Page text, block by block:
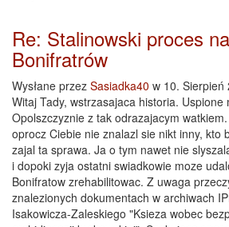
Re: Stalinowski proces
Bonifratrów
Wysłane przez Sasiadka40 w 10. Sierpień
Witaj Tady, wstrzasajaca historia. Uspione
Opolszczyznie z tak odrazajacym
oprocz Ciebie nie znalazl sie nikt inny, kto
zajal ta sprawa. Ja o tym nawet nie
i dopoki zyja ostatni swiadkowie moze
Bonifratow zrehabilitowac. Z uwaga
znalezionych dokumentach w archiwach
Isakowicza-Zaleskiego "Ksieza wobec